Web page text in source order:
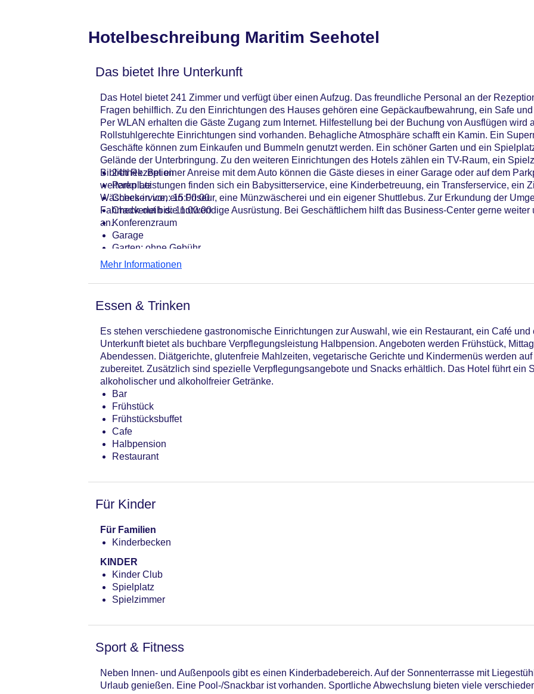
Hotelbeschreibung Maritim Seehotel
Das bietet Ihre Unterkunft
Das Hotel bietet 241 Zimmer und verfügt über einen Aufzug. Das freundliche Personal an der
Fragen behilflich. Zu den Einrichtungen des Hauses gehören eine Gepäckaufbewahrung, ein Safe
Per WLAN erhalten die Gäste Zugang zum Internet. Hilfestellung bei der Buchung von Ausflügen wird
Rollstuhlgerechte Einrichtungen sind vorhanden. Behagliche Atmosphäre schafft ein Kamin. Ein
Geschäfte können zum Einkaufen und Bummeln genutzt werden. Ein schöner Garten und ein
Gelände der Unterbringung. Zu den weiteren Einrichtungen des Hotels zählen ein TV-Raum, ein
Bibliothek. Bei einer Anreise mit dem Auto können die Gäste dieses in einer Garage oder auf dem
weiteren Leistungen finden sich ein Babysitterservice, eine Kinderbetreuung, ein Transferservice, ein
Wäscheservice, ein Friseur, eine Münzwäscherei und ein eigener Shuttlebus. Zur Erkundung der
Fahrradverleih die notwendige Ausrüstung. Bei Geschäftlichem hilft das Business-Center gerne weiter
an.
24h Rezeption
Parkplatz
Check-in von: 15:00:00
Check-out bis: 11:00:00
Konferenzraum
Garage
Garten: ohne Gebühr
Hotelsafe
Lift
Anzahl der Konferenzräume: 1
Haustiere
Zimmerservice
Sonnenterrasse
Gesamtanzahl der Zimmer: 241
Pools:Kinderbecken, Indoor Pool, Outdoor Pool, Sonnenschirme am Pool, Liegen am Pool
Zahlungsarten: American Express, Diners Club, EC Maestro, Mastercard, Visa
Landeskategorie: 4 Sterne
Mehr Informationen
Essen & Trinken
Es stehen verschiedene gastronomische Einrichtungen zur Auswahl, wie ein Restaurant, ein Café und
Unterkunft bietet als buchbare Verpflegungsleistung Halbpension. Angeboten werden Frühstück,
Abendessen. Diätgerichte, glutenfreie Mahlzeiten, vegetarische Gerichte und Kindermenüs werden auf
zubereitet. Zusätzlich sind spezielle Verpflegungsangebote und Snacks erhältlich. Das Hotel führt ein
alkoholischer und alkoholfreier Getränke.
Bar
Frühstück
Frühstücksbuffet
Cafe
Halbpension
Restaurant
Für Kinder
Für Familien
Kinderbecken
KINDER
Kinder Club
Spielplatz
Spielzimmer
Sport & Fitness
Neben Innen- und Außenpools gibt es einen Kinderbadebereich. Auf der Sonnenterrasse mit
Urlaub genießen. Eine Pool-/Snackbar ist vorhanden. Sportliche Abwechslung bieten viele